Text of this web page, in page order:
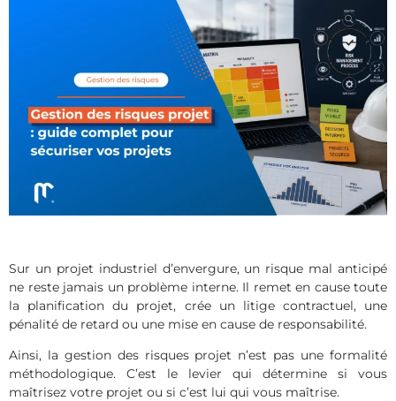
Sur un projet industriel d’envergure, un risque mal anticipé
ne reste jamais un problème interne. Il remet en cause toute
la planification du projet, crée un litige contractuel, une
pénalité de retard ou une mise en cause de responsabilité.
Ainsi, la gestion des risques projet n’est pas une formalité
méthodologique. C’est le levier qui détermine si vous
maîtrisez votre projet ou si c’est lui qui vous maîtrise.